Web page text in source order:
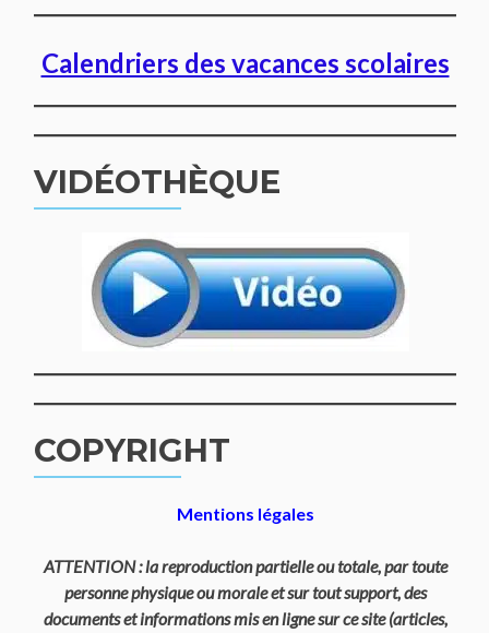
Calendriers des vacances scolaires
VIDÉOTHÈQUE
COPYRIGHT
Mentions légales
ATTENTION : la reproduction partielle ou totale, par toute
personne physique ou morale et sur tout support, des
documents et informations mis en ligne sur ce site (articles,